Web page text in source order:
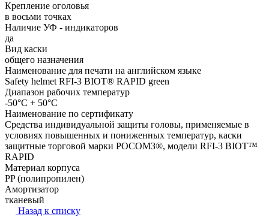
Крепление оголовья
в восьми точках
Наличие УФ - индикаторов
да
Вид каски
общего назначения
Наименование для печати на английском языке
Safety helmet RFI-3 BIOT® RAPID green
Диапазон рабочих температур
-50°C + 50°C
Наименование по сертификату
Средства индивидуальной защиты головы, применяемые в
условиях повышенных и пониженных температур, каски
защитные торговой марки РОСОМЗ®, модели RFI-3 BIOT™
RAPID
Материал корпуса
PP (полипропилен)
Амортизатор
тканевый
Назад к списку